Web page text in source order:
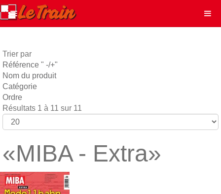
Trier par
Référence " -/+"
Nom du produit
Catégorie
Ordre
Résultats 1 à 11 sur 11
«MIBA - Extra»